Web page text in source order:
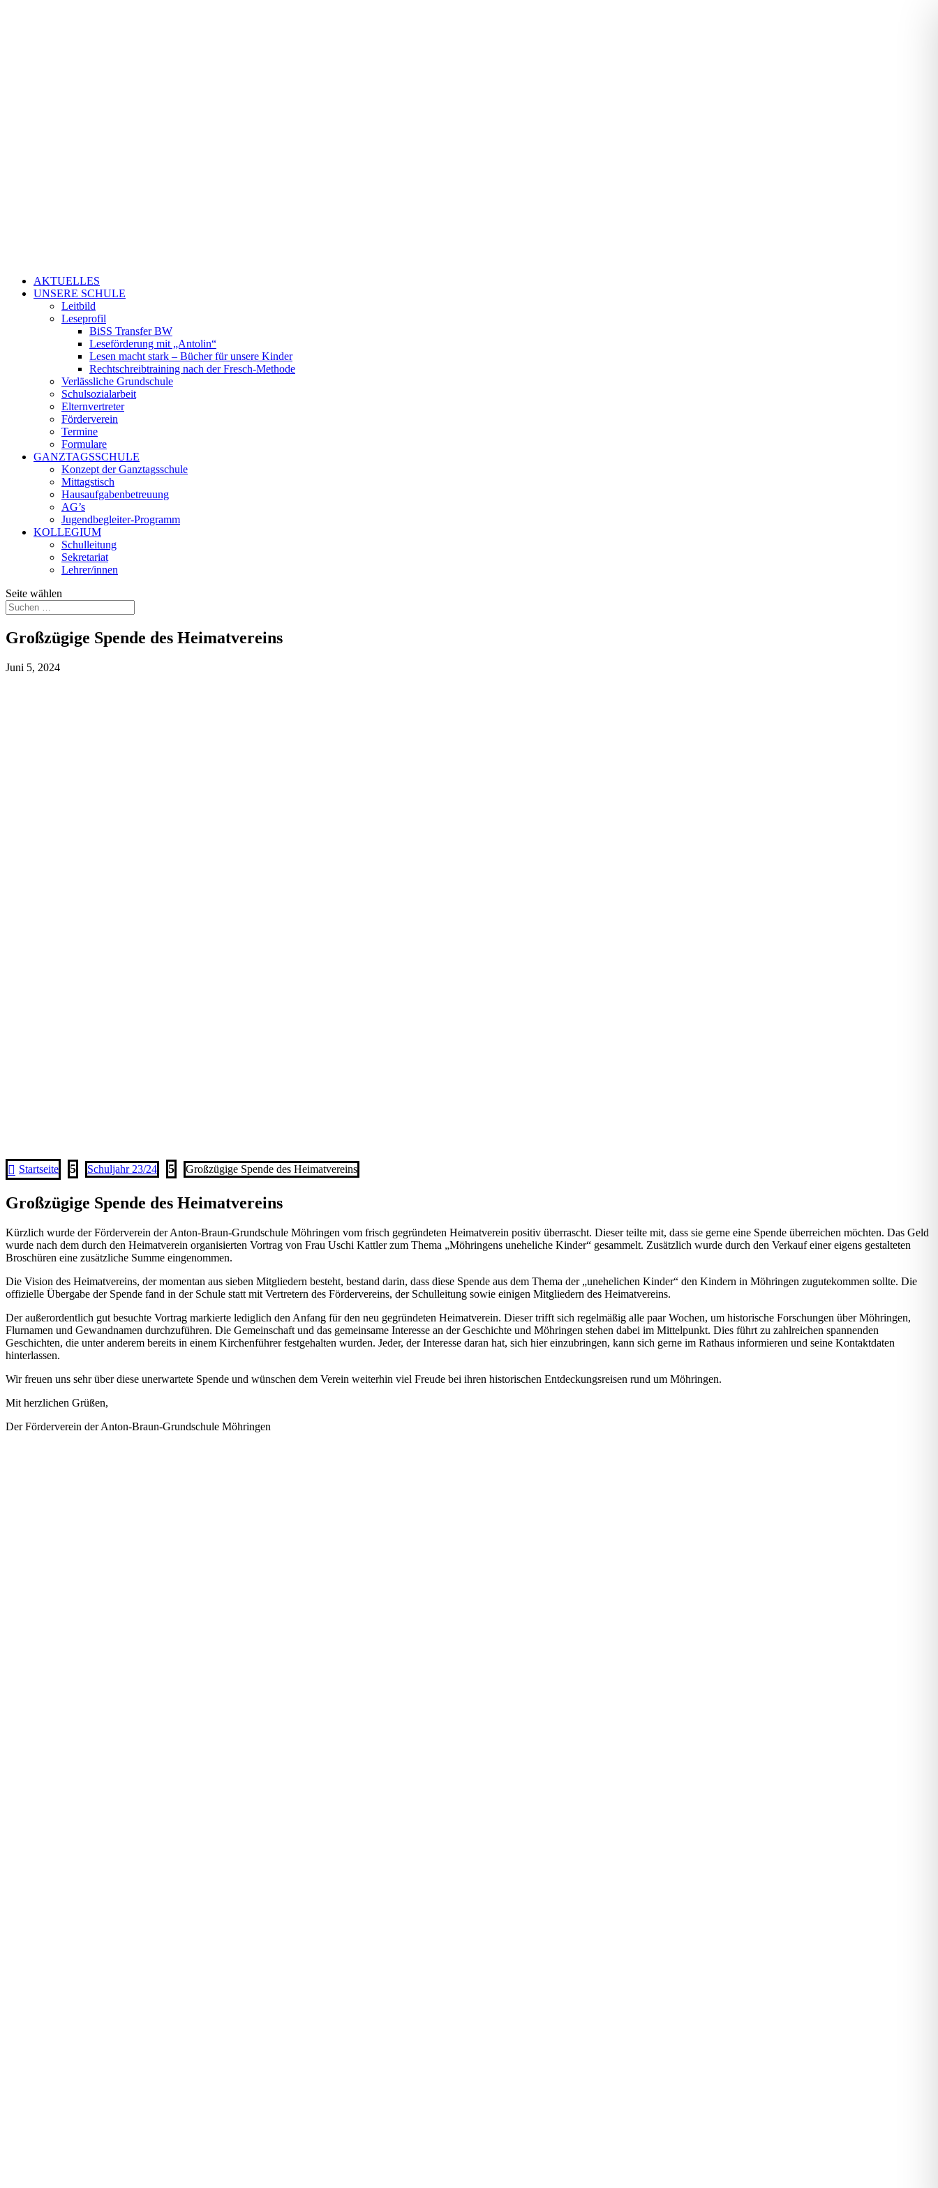
AKTUELLES
UNSERE SCHULE
Leitbild
Leseprofil
BiSS Transfer BW
Leseförderung mit „Antolin“
Lesen macht stark – Bücher für unsere Kinder
Rechtschreibtraining nach der Fresch-Methode
Verlässliche Grundschule
Schulsozialarbeit
Elternvertreter
Förderverein
Termine
Formulare
GANZTAGSSCHULE
Konzept der Ganztagsschule
Mittagstisch
Hausaufgabenbetreuung
AG’s
Jugendbegleiter-Programm
KOLLEGIUM
Schulleitung
Sekretariat
Lehrer/innen
Seite wählen
Großzügige Spende des Heimatvereins
Juni 5, 2024
 Startseite 5 Schuljahr 23/24 5 Großzügige Spende des Heimatvereins
Großzügige Spende des Heimatvereins
Kürzlich wurde der Förderverein der Anton-Braun-Grundschule Möhringen vom frisch gegründeten Heimatverein positiv überrascht. Dieser teilte mit, dass sie gerne eine Spende überreichen möchten. Das Geld
wurde nach dem durch den Heimatverein organisierten Vortrag von Frau Uschi Kattler zum Thema „Möhringens uneheliche Kinder“ gesammelt. Zusätzlich wurde durch den Verkauf einer eigens gestalteten
Broschüren eine zusätzliche Summe eingenommen.
Die Vision des Heimatvereins, der momentan aus sieben Mitgliedern besteht, bestand darin, dass diese Spende aus dem Thema der „unehelichen Kinder“ den Kindern in Möhringen zugutekommen sollte. Die
offizielle Übergabe der Spende fand in der Schule statt mit Vertretern des Fördervereins, der Schulleitung sowie einigen Mitgliedern des Heimatvereins.
Der außerordentlich gut besuchte Vortrag markierte lediglich den Anfang für den neu gegründeten Heimatverein. Dieser trifft sich regelmäßig alle paar Wochen, um historische Forschungen über Möhringen,
Flurnamen und Gewandnamen durchzuführen. Die Gemeinschaft und das gemeinsame Interesse an der Geschichte und Möhringen stehen dabei im Mittelpunkt. Dies führt zu zahlreichen spannenden
Geschichten, die unter anderem bereits in einem Kirchenführer festgehalten wurden. Jeder, der Interesse daran hat, sich hier einzubringen, kann sich gerne im Rathaus informieren und seine Kontaktdaten
hinterlassen.
Wir freuen uns sehr über diese unerwartete Spende und wünschen dem Verein weiterhin viel Freude bei ihren historischen Entdeckungsreisen rund um Möhringen.
Mit herzlichen Grüßen,
Der Förderverein der Anton-Braun-Grundschule Möhringen